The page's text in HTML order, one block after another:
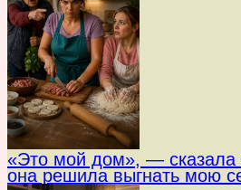
«Это мой дом», — сказала
она решила выгнать мою